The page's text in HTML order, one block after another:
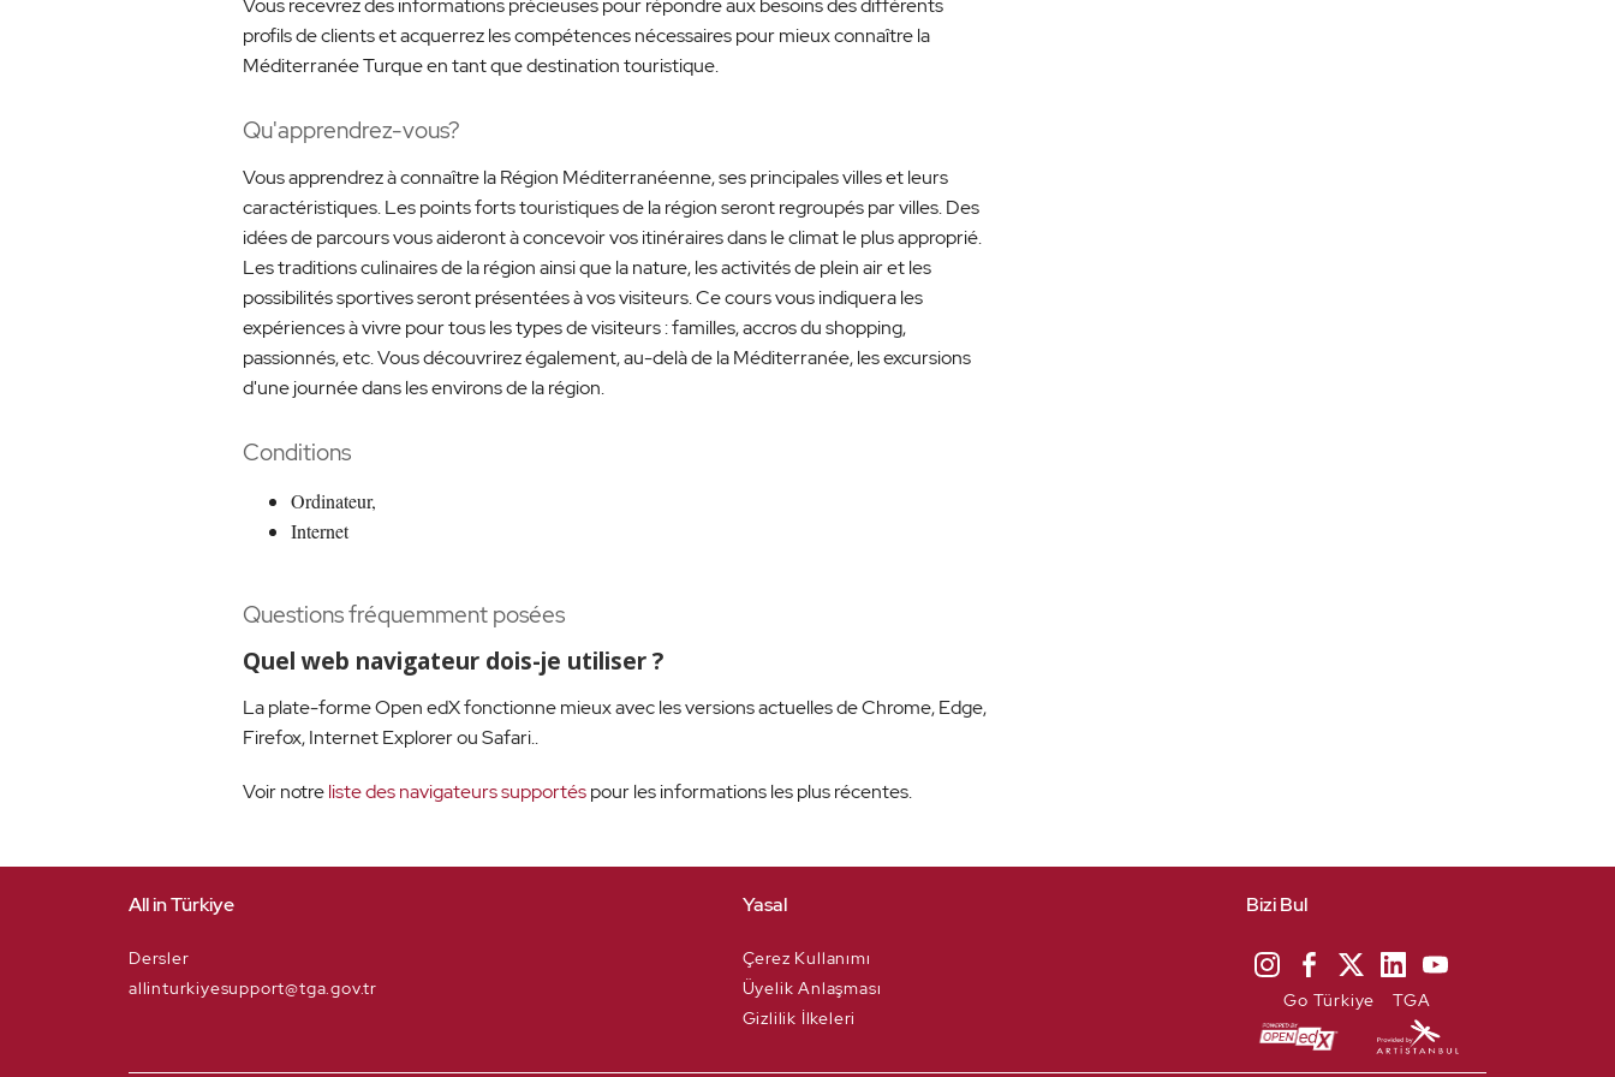
Vous recevrez des informations précieuses pour répondre aux besoins des différents
profils de clients et acquerrez les compétences nécessaires pour mieux connaître la
Méditerranée Turque en tant que destination touristique.
Qu'apprendrez-vous?
Vous apprendrez à connaître la Région Méditerranéenne, ses principales villes et leurs
caractéristiques. Les points forts touristiques de la région seront regroupés par villes. Des
idées de parcours vous aideront à concevoir vos itinéraires dans le climat le plus approprié.
Les traditions culinaires de la région ainsi que la nature, les activités de plein air et les
possibilités sportives seront présentées à vos visiteurs. Ce cours vous indiquera les
expériences à vivre pour tous les types de visiteurs : familles, accros du shopping,
passionnés, etc. Vous découvrirez également, au-delà de la Méditerranée, les excursions
d'une journée dans les environs de la région.
Conditions
Ordinateur,
Internet
Questions fréquemment posées
Quel web navigateur dois-je utiliser ?
La plate-forme Open edX fonctionne mieux avec les versions actuelles de Chrome, Edge,
Firefox, Internet Explorer ou Safari..
Voir notreliste des navigateurs supportéspour les informations les plus récentes.
All in Türkiye
Dersler
allinturkiyesupport@tga.gov.tr
Yasal
Çerez Kullanımı
Üyelik Anlaşması
Gizlilik İlkeleri
Bizi Bul
Go Türkiye TGA